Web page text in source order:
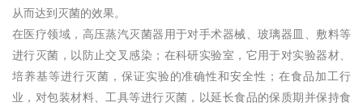
从而达到灭菌的效果。
在医疗领域，高压蒸汽灭菌器用于对手术器械、玻璃器皿、敷料等
进行灭菌，以防止交叉感染；在科研实验室，它用于对实验器材、
培养基等进行灭菌，保证实验的准确性和安全性；在食品加工行
业，对包装材料、工具等进行灭菌，以延长食品的保质期并保持食